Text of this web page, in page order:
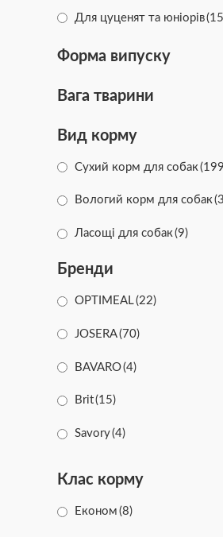
Для цуценят та юніорів
Форма випуску
Вага тварини
Вид корму
Сухий корм для собак
Вологий корм для собак
Ласощі для собак(9)
Бренди
OPTIMEAL(22)
JOSERA(70)
BAVARO(4)
Brit(15)
Savory(4)
Клас корму
Економ (8)